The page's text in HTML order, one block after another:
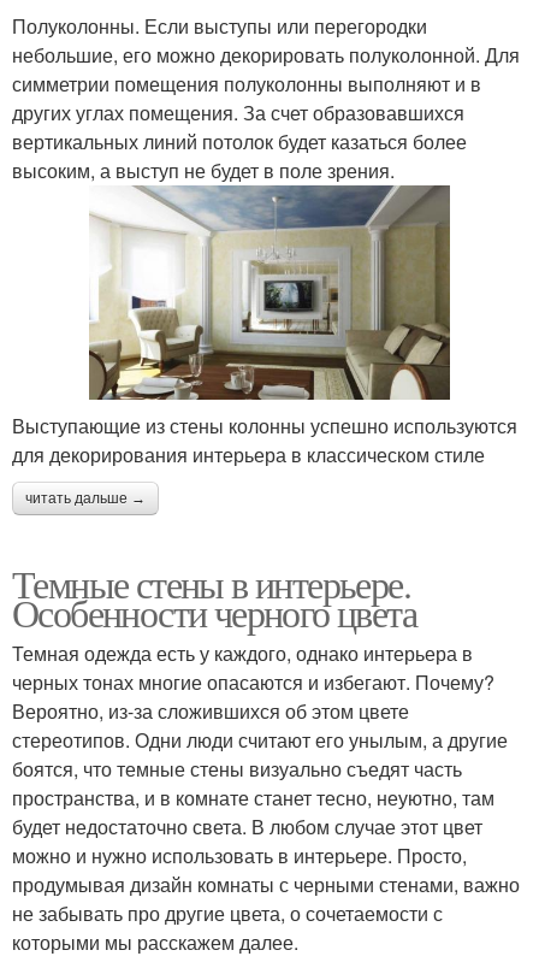
Полуколонны. Если выступы или перегородки
небольшие, его можно декорировать полуколонной. Для
симметрии помещения полуколонны выполняют и в
других углах помещения. За счет образовавшихся
вертикальных линий потолок будет казаться более
высоким, а выступ не будет в поле зрения.
Выступающие из стены колонны успешно используются
для декорирования интерьера в классическом стиле
читать дальше →
Темные стены в интерьере.
Особенности черного цвета
Темная одежда есть у каждого, однако интерьера в
черных тонах многие опасаются и избегают. Почему?
Вероятно, из-за сложившихся об этом цвете
стереотипов. Одни люди считают его унылым, а другие
боятся, что темные стены визуально съедят часть
пространства, и в комнате станет тесно, неуютно, там
будет недостаточно света. В любом случае этот цвет
можно и нужно использовать в интерьере. Просто,
продумывая дизайн комнаты с черными стенами, важно
не забывать про другие цвета, о сочетаемости с
которыми мы расскажем далее.